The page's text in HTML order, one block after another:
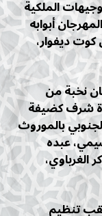
الملكية
أبوابه
ديفوار،
نخبة من
شرف كضيفة
بالموروث
عبده
الغرباوي،
تنظيم